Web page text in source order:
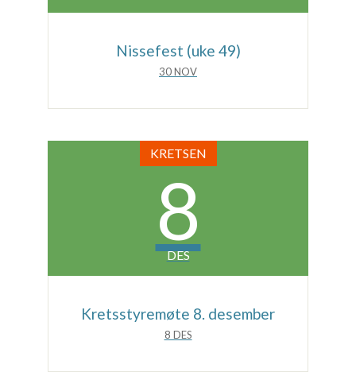
Nissefest (uke 49)
30 NOV
KRETSEN
8
DES
Kretsstyremøte 8. desember
8 DES